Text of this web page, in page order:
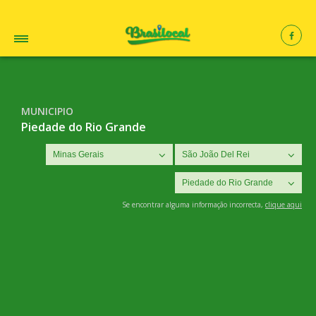
MUNICIPIO
Piedade do Rio Grande
Se encontrar alguma informação incorrecta, clique aqui